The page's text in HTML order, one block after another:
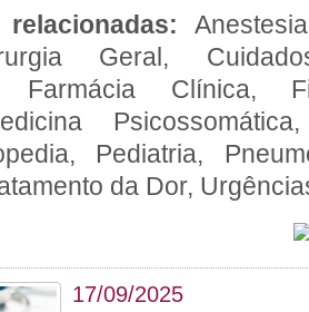
relacionadas:
Geral,
Farmácia Clínica,
Pediatria,
da Dor,
17/09/2025